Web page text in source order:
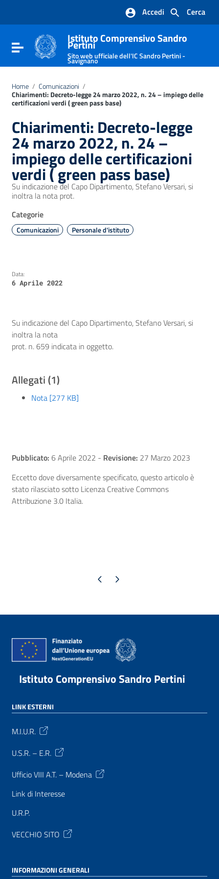
Vai al footer
Cerca
Accedi
Attiva / disattiva la navigazione
Istituto Comprensivo Sandro
Pertini
Sito web ufficiale dell'IC Sandro Pertini -
Savignano
Home / Comunicazioni /
Chiarimenti: Decreto-legge 24 marzo 2022, n. 24 – impiego delle
certificazioni verdi ( green pass base)
Chiarimenti: Decreto-legge
24 marzo 2022, n. 24 –
impiego delle certificazioni
verdi ( green pass base)
Su indicazione del Capo Dipartimento, Stefano Versari, si
inoltra la nota prot.
Categorie
Comunicazioni Personale d'istituto
Data:
6 Aprile 2022
Su indicazione del Capo Dipartimento, Stefano Versari, si
inoltra la nota
prot. n. 659 indicata in oggetto.
Allegati (1)
Nota [277 KB]
Pubblicato: 6 Aprile 2022 - Revisione: 27 Marzo 2023
Eccetto dove diversamente specificato, questo articolo è
stato rilasciato sotto Licenza Creative Commons
Attribuzione 3.0 Italia.
Pagina precedente
Pagina successiva
Istituto Comprensivo Sandro Pertini
LINK ESTERNI
M.I.U.R.
U.S.R. – E.R.
Ufficio VIII A.T. – Modena
Link di Interesse
U.R.P.
VECCHIO SITO
INFORMAZIONI GENERALI